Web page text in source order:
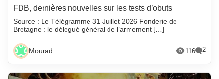
FDB, dernières nouvelles sur les tests d’obuts
Source : Le Télégramme 31 Juillet 2026 Fonderie de
Bretagne : le délégué général de l’armement […]
Mourad 116 2